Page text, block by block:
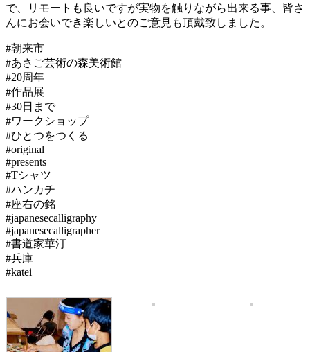
で、リモートも良いですが実物を触りながら出来る事、皆さ
んにお会いでき楽しいとのご意見も頂戴致しました。
#朝来市
#あさご芸術の森美術館
#20周年
#作品展
#30日まで
#ワークショップ
#ひとつをつくる
#original
#presents
#Tシャツ
#ハンカチ
#座右の銘
#japanesecalligraphy
#japanesecalligrapher
#書道家華汀
#兵庫
#katei